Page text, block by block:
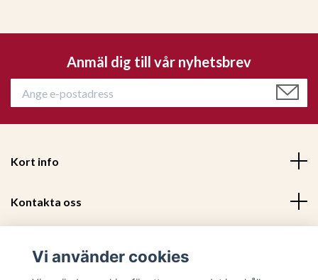
Anmäl dig till vår nyhetsbrev
Kort info
Kontakta oss
Vi använder cookies